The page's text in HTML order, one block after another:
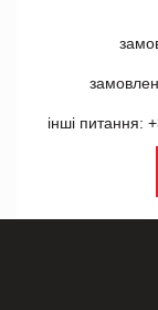
інші питання: